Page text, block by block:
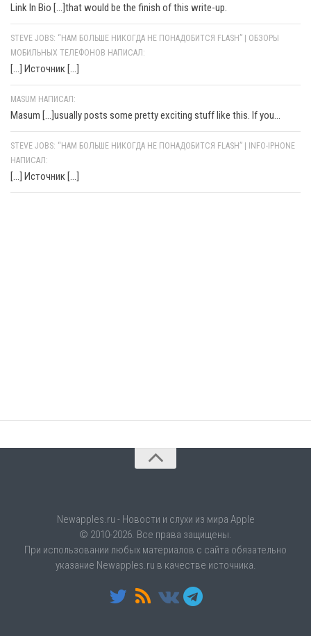
Link In Bio [...]that would be the finish of this write-up.
STEVE JOBS: “НАМ БОЛЬШЕ НИКОГДА НЕ ПОНАДОБИТСЯ FLASH” | ОБЗОРЫ
МОБИЛЬНЫХ ТЕЛЕФОНОВ НАПИСАЛ:
[…] Источник […]
MASUM НАПИСАЛ:
Masum [...]usually posts some pretty exciting stuff like this. If you...
STEVE JOBS: “НАМ БОЛЬШЕ НИКОГДА НЕ ПОНАДОБИТСЯ FLASH” | INFO-IPHONE
НАПИСАЛ:
[…] Источник […]
Newapples.ru - Новости и слухи из мира Apple
© 2010-2026. Все права защищены.
При использовании любых материалов с сайта обязательно
указание Newapples.ru в качестве источника.